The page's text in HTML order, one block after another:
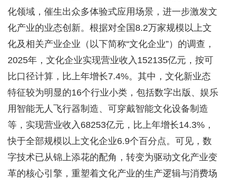
化领域，催生出众多体验式应用场景，进一步激发文
化产业的业态创新。根据对全国8.2万家规模以上文
化及相关产业企业（以下简称“文化企业”）的调查，
2025年，文化企业实现营业收入152135亿元，按可
比口径计算，比上年增长7.4%。其中，文化新业态
特征较为明显的16个行业小类，包括数字出版、娱乐
用智能无人飞行器制造、可穿戴智能文化设备制造
等，实现营业收入68253亿元，比上年增长14.3%，
快于全部规模以上文化企业6.9个百分点。可见，数
字技术已从锦上添花的配角，转变为驱动文化产业变
革的核心引擎，重塑着文化产业的生产逻辑与消费场